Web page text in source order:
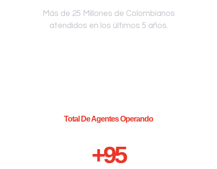
Más de 25 Millones de Colombianos
atendidos en los últimos 5 años.
Total De Agentes Operando
+95